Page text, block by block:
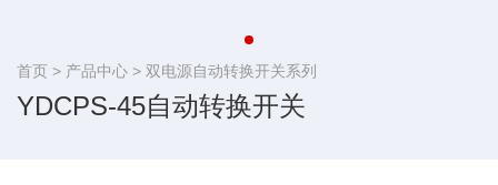
首页 > 产品中心 > 双电源自动转换开关系列
YDCPS-45自动转换开关